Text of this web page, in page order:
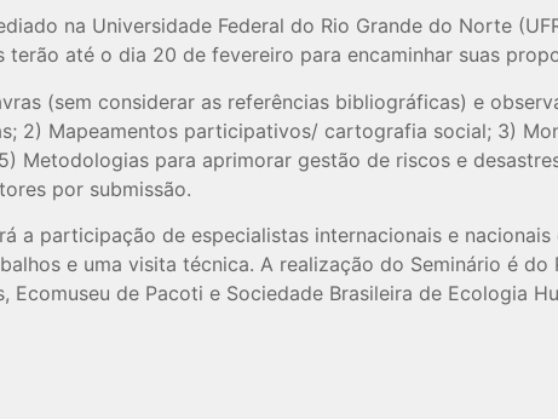
na Universidade Federal do Rio Grande do Norte
até o dia 20 de fevereiro para encaminhar suas
(sem considerar as referências bibliográficas) e
2) Mapeamentos participativos/ cartografia social; 3)
Metodologias para aprimorar gestão de riscos e
por submissão.
a participação de especialistas internacionais e
e uma visita técnica. A realização do Seminário é
Ecomuseu de Pacoti e Sociedade Brasileira de Ecologia